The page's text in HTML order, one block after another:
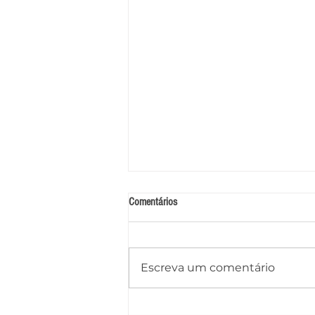
Comentários
Escreva um comentário